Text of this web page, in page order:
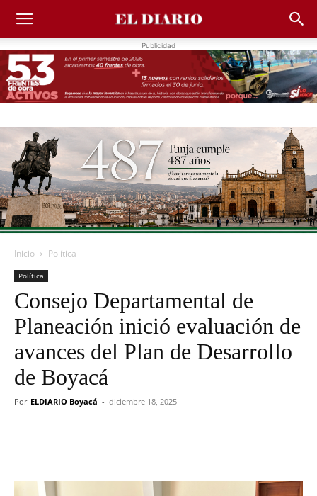
Publicidad
Inicio Política
Política
Consejo Departamental de
Planeación inició evaluación de
avances del Plan de Desarrollo
de Boyacá
Por ELDIARIO Boyacá - diciembre 18, 2025